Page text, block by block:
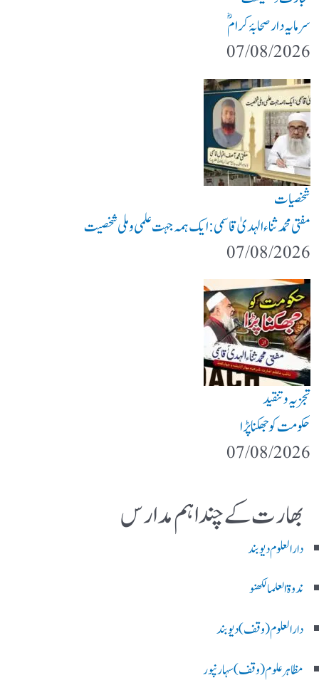
سرمایہ دار صحابۂ کرامؓ
07/08/2026
شخصیات
مفتی محمد ثناء الہدیٰ قاسمی: ایک ہمہ جہت علمی و ملی شخصیت
07/08/2026
تجزیہ و تنقید
حکومت کو جھکنا پڑا
07/08/2026
بھارت کے چند اہم مدارس
دارالعلوم دیوبند
ندوۃالعلما لکھنو
دارالعلوم (وقف)دیوبند
مظاہرعلوم (وقف)سہارنپور